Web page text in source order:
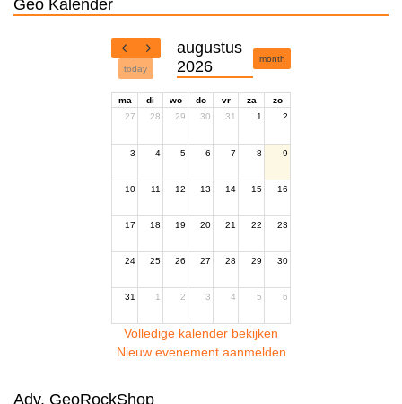
Geo Kalender
today
augustus
2026
month
ma di wo do vr za
zo
27
28 29 30 31 1 2
3 4 5 6 7 8 9
10 11 12 13 14 15 16
17 18 19 20 21 22 23
24 25 26 27 28 29 30
31 1 2 3 4 5 6
Volledige kalender bekijken
Nieuw evenement aanmelden
Adv. GeoRockShop